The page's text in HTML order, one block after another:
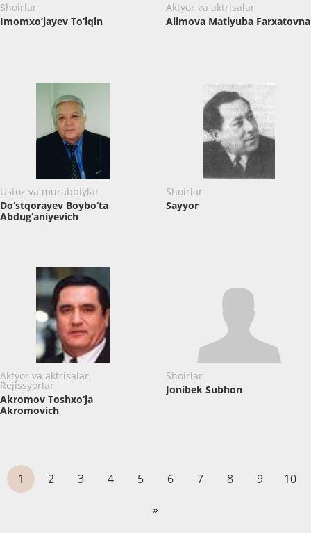
Shoirlar
Imomxo‘jayev To‘lqin
Aktyor va aktrisalar
Alimova Matlyuba Farxatovna
Ustoz va murabbiylar
Do‘stqorayev Boybo‘ta
Abdug‘aniyevich
Shoirlar
Sayyor
Aktyor va aktrisalar,
Rejissyorlar
Akromov Toshxo‘ja
Akromovich
Shoirlar
Jonibek Subhon
1 2 3 4 5 6 7 8 9
10
»